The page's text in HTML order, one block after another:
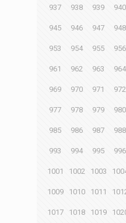
937 938 939 940
945 946 947 948
953 954 955 956
961 962 963 964
969 970 971 972
977 978 979 980
985 986 987 988
993 994 995 996
1001 1002 1003
1009 1010 1011
1017 1018 1019